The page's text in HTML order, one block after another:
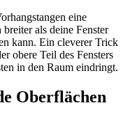
eine
als deine Fenster
kann. Ein cleverer Trick
obere Teil des Fensters
in den Raum eindringt.
Oberflächen